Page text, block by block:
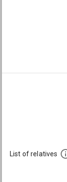
List of relatives